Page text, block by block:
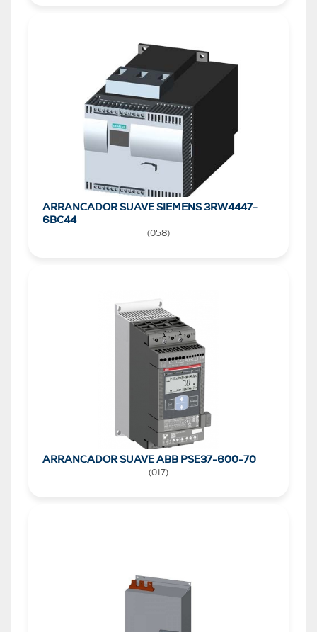
ARRANCADOR SUAVE SIEMENS 3RW4447-
6BC44
(058)
ARRANCADOR SUAVE ABB PSE37-600-70
(017)